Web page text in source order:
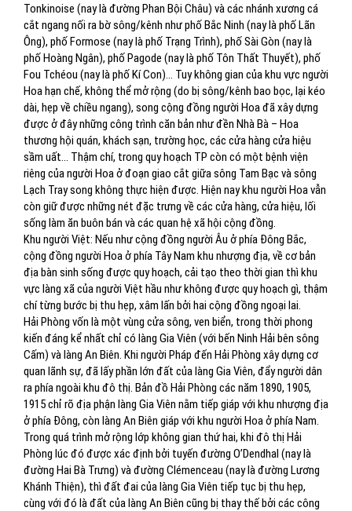
Tonkinoise (nay là đường Phan Bội Châu) và các nhánh xương cá
cắt ngang nối ra bờ sông/kênh như phố Bắc Ninh (nay là phố Lãn
Ông), phố Formose (nay là phố Trạng Trình), phố Sài Gòn (nay là
phố Hoàng Ngân), phố Pagode (nay là phố Tôn Thất Thuyết), phố
Fou Tchéou (nay là phố Kí Con)… Tuy không gian của khu vực người
Hoa hạn chế, không thể mở rộng (do bị sông/kênh bao bọc, lại kéo
dài, hẹp về chiều ngang), song cộng đồng người Hoa đã xây dựng
được ở đây những công trình căn bản như đền Nhà Bà – Hoa
thương hội quán, khách sạn, trường học, các cửa hàng cửa hiệu
sầm uất… Thậm chí, trong quy hoạch TP còn có một bệnh viện
riêng của người Hoa ở đoạn giao cắt giữa sông Tam Bạc và sông
Lạch Tray song không thực hiện được. Hiện nay khu người Hoa vẫn
còn giữ được những nét đặc trưng về các cửa hàng, cửa hiệu, lối
sống làm ăn buôn bán và các quan hệ xã hội cộng đồng.
Khu người Việt: Nếu như cộng đồng người Âu ở phía Đông Bắc,
cộng đồng người Hoa ở phía Tây Nam khu nhượng địa, về cơ bản
địa bàn sinh sống được quy hoạch, cải tạo theo thời gian thì khu
vực làng xã của người Việt hầu như không được quy hoạch gì, thậm
chí từng bước bị thu hẹp, xâm lấn bởi hai cộng đồng ngoại lai.
Hải Phòng vốn là một vùng cửa sông, ven biển, trong thời phong
kiến đáng kể nhất chỉ có làng Gia Viên (với bến Ninh Hải bên sông
Cấm) và làng An Biên. Khi người Pháp đến Hải Phòng xây dựng cơ
quan lãnh sự, đã lấy phần lớn đất của làng Gia Viên, đẩy người dân
ra phía ngoài khu đô thị. Bản đồ Hải Phòng các năm 1890, 1905,
1915 chỉ rõ địa phận làng Gia Viên nằm tiếp giáp với khu nhượng địa
ở phía Đông, còn làng An Biên giáp với khu người Hoa ở phía Nam.
Trong quá trình mở rộng lớp không gian thứ hai, khi đô thị Hải
Phòng lúc đó được xác định bởi tuyến đường O’Dendhal (nay là
đường Hai Bà Trưng) và đường Clémenceau (nay là đường Lương
Khánh Thiện), thì đất đai của làng Gia Viên tiếp tục bị thu hẹp,
cùng với đó là đất của làng An Biên cũng bị thay thế bởi các công